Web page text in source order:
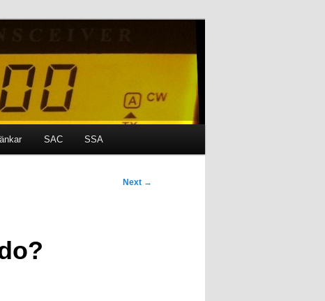
SAC SSA
Next →